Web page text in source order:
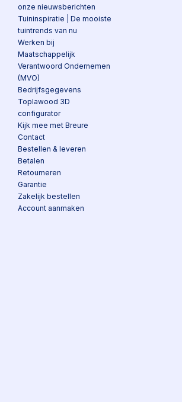
onze nieuwsberichten
Tuininspiratie | De mooiste
tuintrends van nu
Werken bij
Maatschappelijk
Verantwoord Ondernemen
(MVO)
Bedrijfsgegevens
Toplawood 3D
configurator
Kijk mee met Breure
Contact
Bestellen & leveren
Betalen
Retourneren
Garantie
Zakelijk bestellen
Account aanmaken